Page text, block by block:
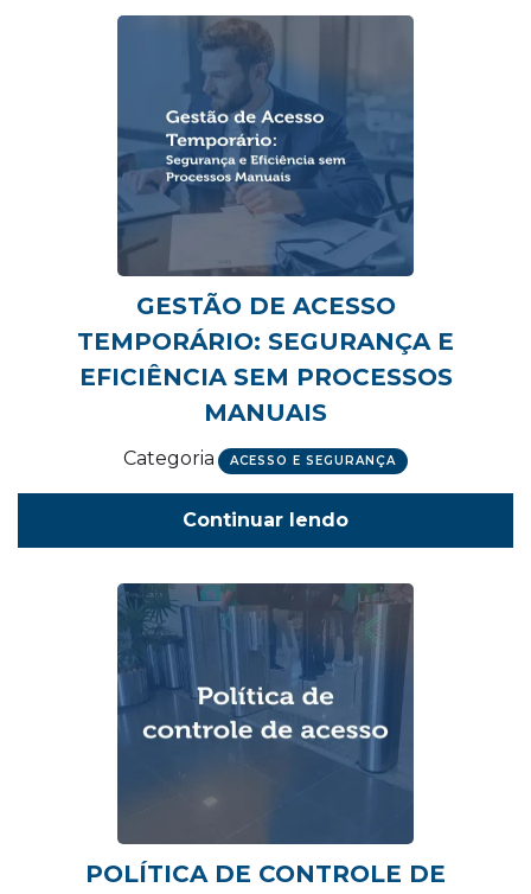
GESTÃO DE ACESSO
TEMPORÁRIO: SEGURANÇA E
EFICIÊNCIA SEM PROCESSOS
MANUAIS
Categoria ACESSO E SEGURANÇA
Continuar lendo
POLÍTICA DE CONTROLE DE